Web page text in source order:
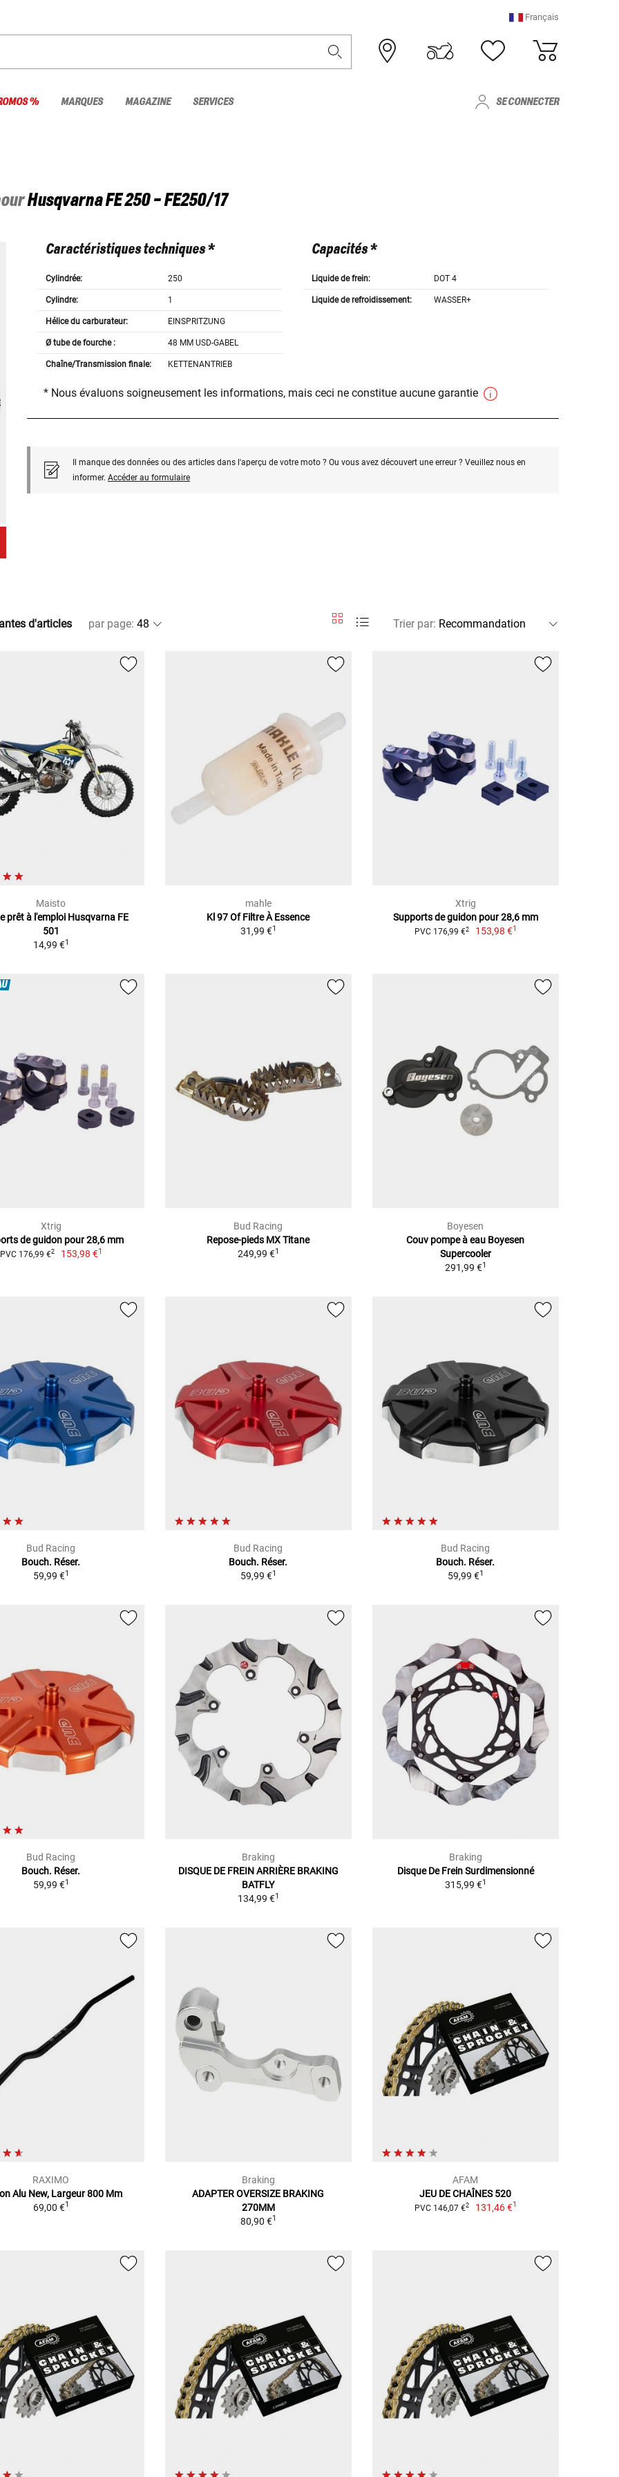
Français
% MARQUES MAGAZINE SERVICES SE CONNECTER
HusqvarnaFE 250 - FE250/17
Caractéristiques techniques *
Cylindrée: 250
Cylindre: 1
Hélice du carburateur: EINSPRITZUNG
Ø tube de fourche : 48 MM USD-GABEL
Chaîne/Transmission finale: KETTENANTRIEB
Capacités *
Liquide de frein: DOT 4
Liquide de refroidissement: WASSER+
* Nous évaluons soigneusement les informations, mais ceci ne constitue aucune garantie
Il manque des données ou des articles dans l'aperçu de votre moto ? Ou vous avez découvert une erreur ? Veuillez nous en
informer. Accéder au formulaire
d'articles par page: Trier par:
Maisto
prêt à l'emploi Husqvarna FE
501
14,99 €1
mahle
Kl 97 Of Filtre À Essence
31,99 €1
Xtrig
Supports de guidon pour 28,6 mm
PVC 176,99 €2 153,98 €1
Xtrig
de guidon pour 28,6 mm
PVC 176,99 €2 153,98 €1
Bud Racing
Repose-pieds MX Titane
249,99 €1
Boyesen
Couv pompe à eau Boyesen
Supercooler
291,99 €1
Bud Racing
Bouch. Réser.
59,99 €1
Bud Racing
Bouch. Réser.
59,99 €1
Bud Racing
Bouch. Réser.
59,99 €1
Bud Racing
Bouch. Réser.
59,99 €1
Braking
DISQUE DE FREIN ARRIÈRE BRAKING
BATFLY
134,99 €1
Braking
Disque De Frein Surdimensionné
315,99 €1
RAXIMO
Alu New, Largeur 800 Mm
69,00 €1
Braking
ADAPTER OVERSIZE BRAKING
270MM
80,90 €1
AFAM
JEU DE CHAÎNES 520
PVC 146,07 €2 131,46 €1